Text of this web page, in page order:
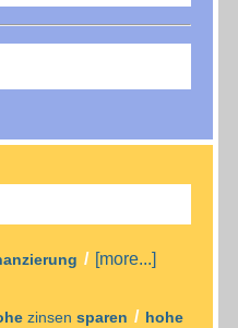
/ [more...]
zinsen sparen / hohe